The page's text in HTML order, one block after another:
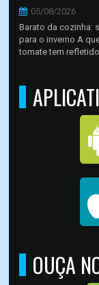
05/08/2026
Barato da cozinha:
para o inverno A
tomate tem
OUÇA